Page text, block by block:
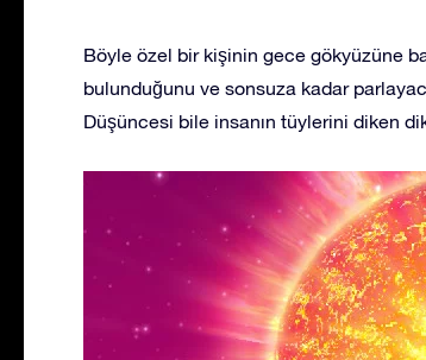
Böyle özel bir kişinin gece gökyüzüne
bulunduğunu ve sonsuza kadar
Düşüncesi bile insanın tüylerini diken